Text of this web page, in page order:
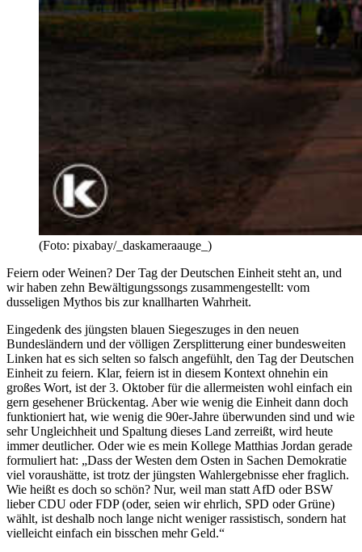
(Foto: pixabay/_daskameraauge_)
Feiern oder Weinen? Der Tag der Deutschen Einheit steht an, und
wir haben zehn Bewältigungssongs zusammengestellt: vom
dusseligen Mythos bis zur knallharten Wahrheit.
Eingedenk des jüngsten blauen Siegeszuges in den neuen
Bundesländern und der völligen Zersplitterung einer bundesweiten
Linken hat es sich selten so falsch angefühlt, den Tag der Deutschen
Einheit zu feiern. Klar, feiern ist in diesem Kontext ohnehin ein
großes Wort, ist der 3. Oktober für die allermeisten wohl einfach ein
gern gesehener Brückentag. Aber wie wenig die Einheit dann doch
funktioniert hat, wie wenig die 90er-Jahre überwunden sind und wie
sehr Ungleichheit und Spaltung dieses Land zerreißt, wird heute
immer deutlicher. Oder wie es mein Kollege Matthias Jordan gerade
formuliert hat: „Dass der Westen dem Osten in Sachen Demokratie
viel voraushätte, ist trotz der jüngsten Wahlergebnisse eher fraglich.
Wie heißt es doch so schön? Nur, weil man statt AfD oder BSW
lieber CDU oder FDP (oder, seien wir ehrlich, SPD oder Grüne)
wählt, ist deshalb noch lange nicht weniger rassistisch, sondern hat
vielleicht einfach ein bisschen mehr Geld.“